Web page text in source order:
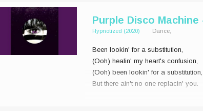
Purple Disco
Hypnotized (2020) Dance,
Been lookin' for a substitution,
(Ooh) healin' my heart's confusion,
(Ooh) been lookin' for a substitution,
But there ain't no one replacin' you.